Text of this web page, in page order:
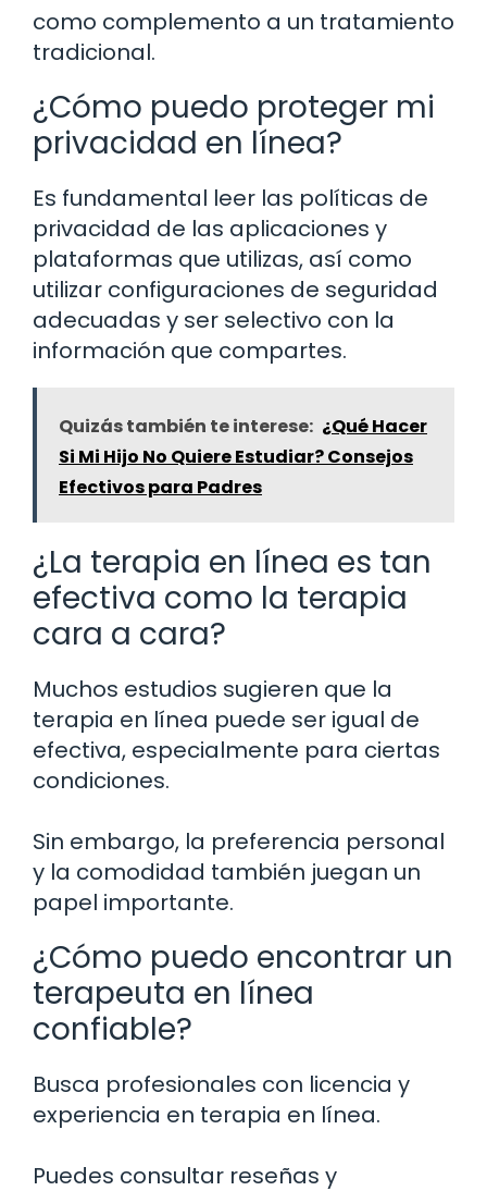
como complemento a un tratamiento
tradicional.
¿Cómo puedo proteger mi
privacidad en línea?
Es fundamental leer las políticas de
privacidad de las aplicaciones y
plataformas que utilizas, así como
utilizar configuraciones de seguridad
adecuadas y ser selectivo con la
información que compartes.
Quizás también te interese: ¿Qué Hacer
Si Mi Hijo No Quiere Estudiar? Consejos
Efectivos para Padres
¿La terapia en línea es tan
efectiva como la terapia
cara a cara?
Muchos estudios sugieren que la
terapia en línea puede ser igual de
efectiva, especialmente para ciertas
condiciones.
Sin embargo, la preferencia personal
y la comodidad también juegan un
papel importante.
¿Cómo puedo encontrar un
terapeuta en línea
confiable?
Busca profesionales con licencia y
experiencia en terapia en línea.
Puedes consultar reseñas y